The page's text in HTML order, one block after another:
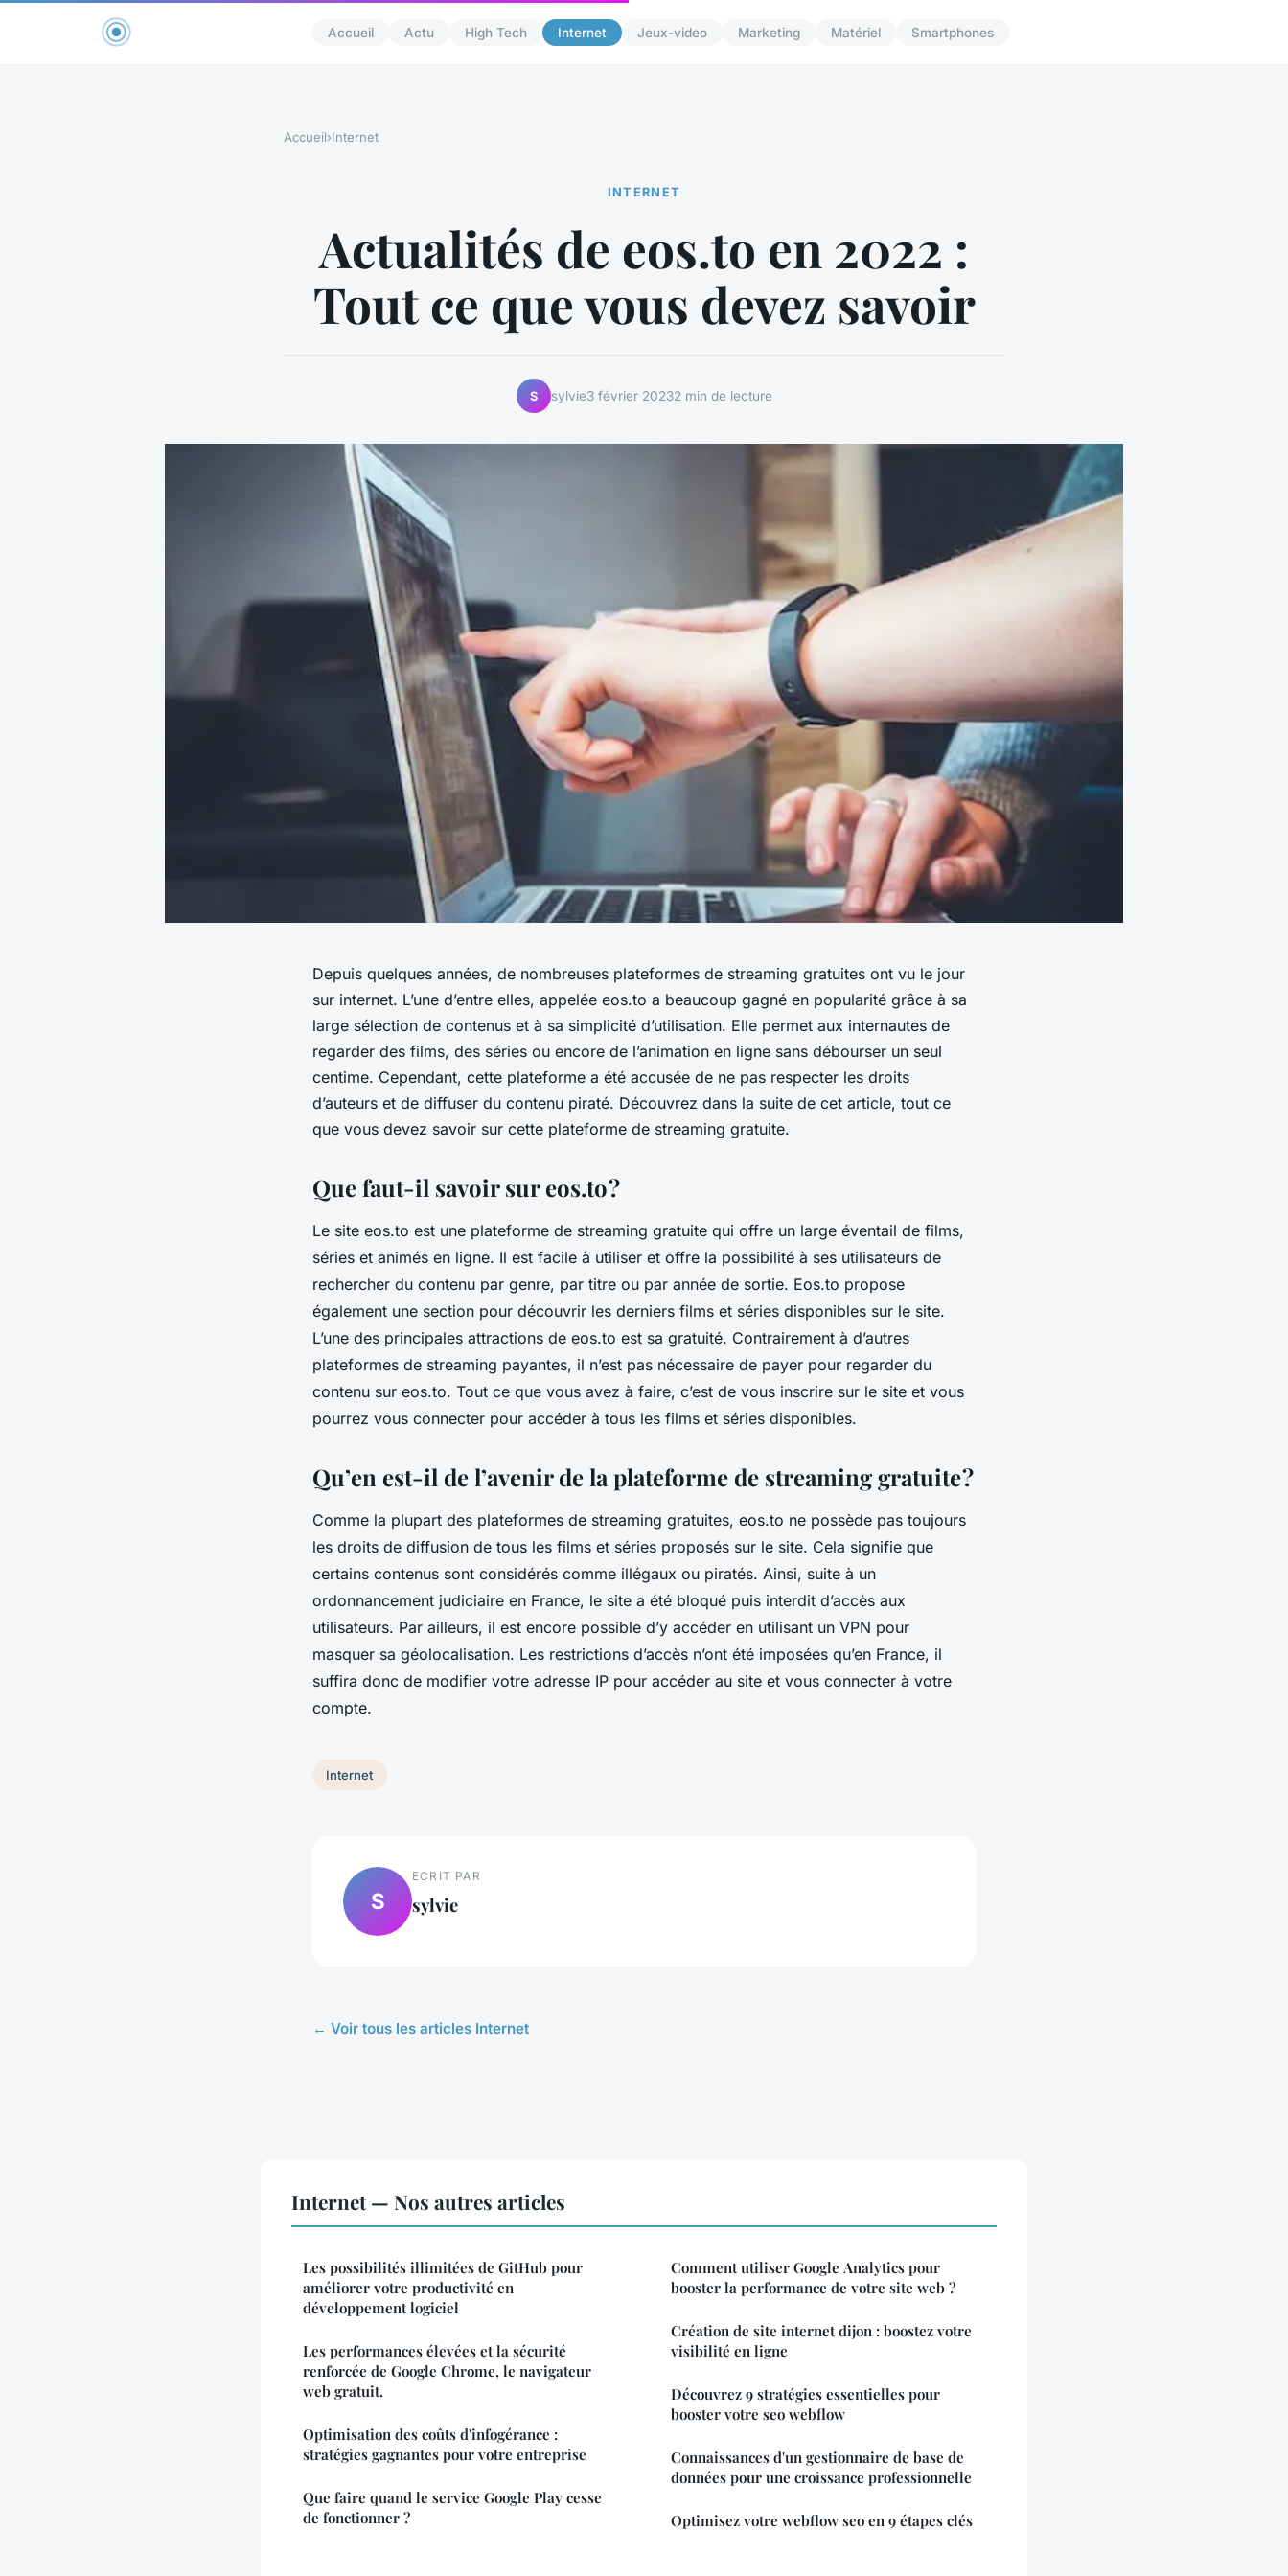
Accueil Actu High Tech Internet Jeux-video Marketing Matériel Smartphones
Accueil›Internet
INTERNET
Actualités de eos.to en 2022 :
Tout ce que vous devez savoir
S sylvie3 février 20232 min de lecture
Depuis quelques années, de nombreuses plateformes de streaming gratuites ont vu le jour
sur internet. L’une d’entre elles, appelée eos.to a beaucoup gagné en popularité grâce à sa
large sélection de contenus et à sa simplicité d’utilisation. Elle permet aux internautes de
regarder des films, des séries ou encore de l’animation en ligne sans débourser un seul
centime. Cependant, cette plateforme a été accusée de ne pas respecter les droits
d’auteurs et de diffuser du contenu piraté. Découvrez dans la suite de cet article, tout ce
que vous devez savoir sur cette plateforme de streaming gratuite.
Que faut-il savoir sur eos.to ?
Le site eos.to est une plateforme de streaming gratuite qui offre un large éventail de films,
séries et animés en ligne. Il est facile à utiliser et offre la possibilité à ses utilisateurs de
rechercher du contenu par genre, par titre ou par année de sortie. Eos.to propose
également une section pour découvrir les derniers films et séries disponibles sur le site.
L’une des principales attractions de eos.to est sa gratuité. Contrairement à d’autres
plateformes de streaming payantes, il n’est pas nécessaire de payer pour regarder du
contenu sur eos.to. Tout ce que vous avez à faire, c’est de vous inscrire sur le site et vous
pourrez vous connecter pour accéder à tous les films et séries disponibles.
Qu’en est-il de l’avenir de la plateforme de streaming gratuite ?
Comme la plupart des plateformes de streaming gratuites, eos.to ne possède pas toujours
les droits de diffusion de tous les films et séries proposés sur le site. Cela signifie que
certains contenus sont considérés comme illégaux ou piratés. Ainsi, suite à un
ordonnancement judiciaire en France, le site a été bloqué puis interdit d’accès aux
utilisateurs. Par ailleurs, il est encore possible d’y accéder en utilisant un VPN pour
masquer sa géolocalisation. Les restrictions d’accès n’ont été imposées qu’en France, il
suffira donc de modifier votre adresse IP pour accéder au site et vous connecter à votre
compte.
Internet
S
ECRIT PAR
sylvie
← Voir tous les articles Internet
Internet — Nos autres articles
Les possibilités illimitées de GitHub pour
améliorer votre productivité en
développement logiciel
Les performances élevées et la sécurité
renforcée de Google Chrome, le navigateur
web gratuit.
Optimisation des coûts d'infogérance :
stratégies gagnantes pour votre entreprise
Que faire quand le service Google Play cesse
de fonctionner ?
Comment utiliser Google Analytics pour
booster la performance de votre site web ?
Création de site internet dijon : boostez votre
visibilité en ligne
Découvrez 9 stratégies essentielles pour
booster votre seo webflow
Connaissances d'un gestionnaire de base de
données pour une croissance professionnelle
Optimisez votre webflow seo en 9 étapes clés